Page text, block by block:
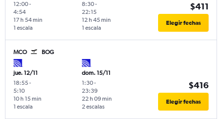
12:00-
4:54
1 escala
17 h 54 min
8:30-
22:15
1 escala
12 h 45 min
$411
Elegir fechas
MCO BOG
jue. 12/11
18:55-
5:10
1 escala
10 h 15 min
dom. 15/11
1:30-
23:39
2 escalas
22 h 09 min
$416
Elegir fechas